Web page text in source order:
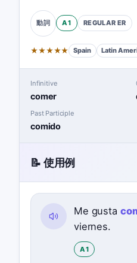
動詞 A1 REGULAR ER
★★★★★ Spain Latin
Infinitive
comer
Past Participle
comido
📝 使用例
Me gusta
viernes.
A1